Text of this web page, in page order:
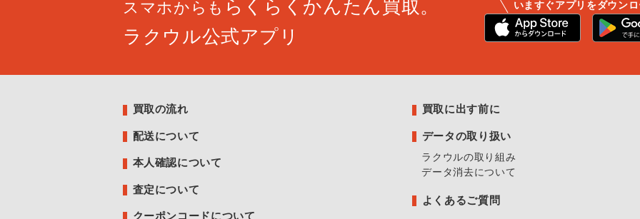
スマホからも らくらくかんたん買取。
ラクウル公式アプリ
いますぐアプリをダウン
買取の流れ
配送について
本人確認について
査定について
クーポンコードについて
買取に出す前に
データの取り扱い
ラクウルの取り組み
データ消去について
よくあるご質問